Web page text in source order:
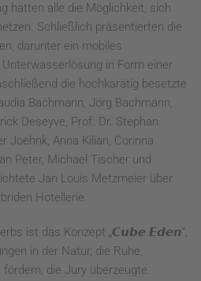
hatten alle die Möglichkeit, sich
Schließlich präsentierten die
darunter ein mobiles
in Form einer
die hochkarätig besetzte
Bachmann, Jörg Bachmann,
Deseyve, Prof. Dr. Stephan
Joehnk, Anna Kilian, Corinna
Peter, Michael Tischer und
Jan Louis Metzmeier über
Hotellerie.
ist das Konzept „𝘾𝙪𝙗𝙚 𝙀𝙙𝙚𝙣“,
in der Natur, die Ruhe,
die Jury überzeugte.